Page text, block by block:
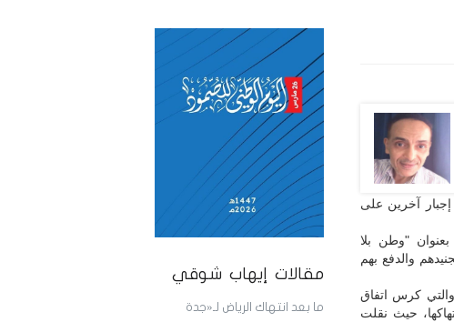
مقالات إيهاب شوقي
ما بعد انتهاك الرياض لـ«جدة
آخرين على
اعتقالات بعنوان "وطن بلا
والدفع بهم
والتي كرس اتفاق
حيث نقلت